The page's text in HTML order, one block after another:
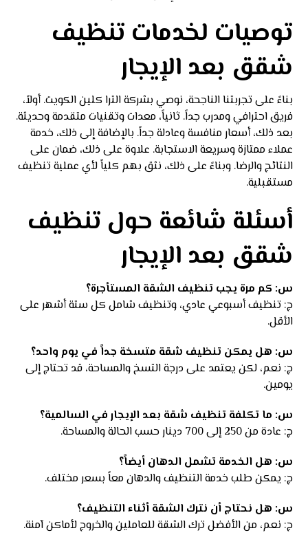
توصيات لخدمات تنظيف
شقق بعد الإيجار
بناءً على تجربتنا الناجحة، نوصي بشركة الترا كلين الكويت. أولاً،
فريق احترافي ومدرب جداً. ثانياً، معدات وتقنيات متقدمة وحديثة.
بعد ذلك، أسعار منافسة وعادلة جداً. بالإضافة إلى ذلك، خدمة
عملاء ممتازة وسريعة الاستجابة. علاوة على ذلك، ضمان على
النتائج والرضا. وبناءً على ذلك، نثق بهم كلياً لأي عملية تنظيف
مستقبلية.
أسئلة شائعة حول تنظيف
شقق بعد الإيجار
س: كم مرة يجب تنظيف الشقة المستأجرة؟
ج: تنظيف أسبوعي عادي، وتنظيف شامل كل ستة أشهر على
الأقل.
س: هل يمكن تنظيف شقة متسخة جداً في يوم واحد؟
ج: نعم، لكن يعتمد على درجة التسخ والمساحة، قد تحتاج إلى
يومين.
س: ما تكلفة تنظيف شقة بعد الإيجار في السالمية؟
ج: عادة من 250 إلى 700 دينار حسب الحالة والمساحة.
س: هل الخدمة تشمل الدهان أيضاً؟
ج: يمكن طلب خدمة التنظيف والدهان معاً بسعر مختلف.
س: هل نحتاج أن نترك الشقة أثناء التنظيف؟
ج: نعم، من الأفضل ترك الشقة للعاملين والخروج لأماكن آمنة.